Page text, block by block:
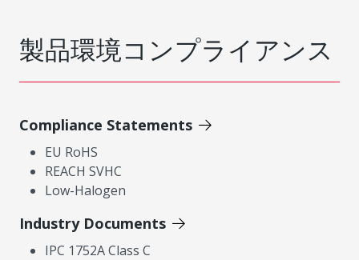
製品環境コンプライアンス
Compliance Statements
EU RoHS
REACH SVHC
Low-Halogen
Industry Documents
IPC 1752A Class C